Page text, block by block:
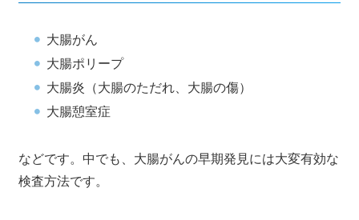
大腸がん
大腸ポリープ
大腸炎（大腸のただれ、大腸の傷）
大腸憩室症
などです。中でも、大腸がんの早期発見には大変有効な
検査方法です。